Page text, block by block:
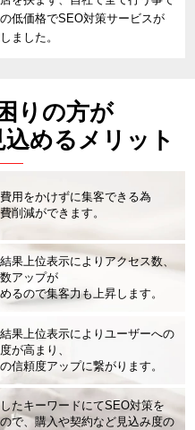
低価格でSEO対策サービスが
ました。
りの方が
めるメリット
用をかけずに集客できる為
削減ができます。
果上位表示によりアクセス数、
アップが
るので集客力も上昇します。
果上位表示によりユーザーへの
が高まり、
信頼度アップに繋がります。
たキーワードにてSEO対策を
で、購入や契約など見込み度の